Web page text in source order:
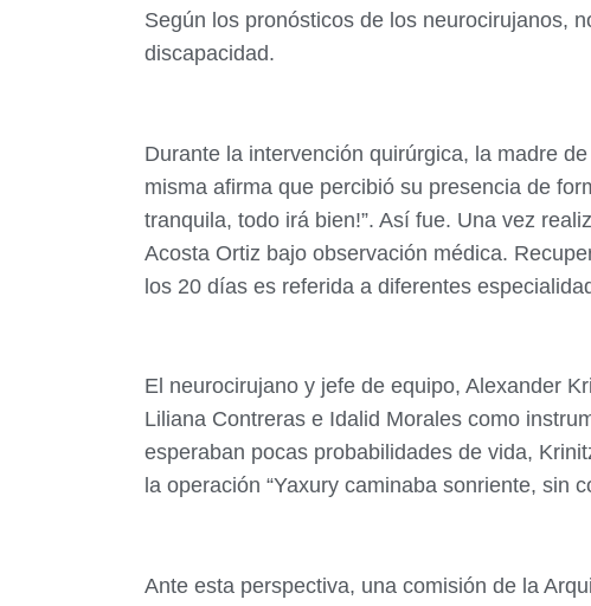
Según los pronósticos de los neurocirujanos,
discapacidad.
Durante la intervención quirúrgica, la madre
misma afirma que percibió su presencia de
tranquila, todo irá bien!”. Así fue. Una vez
Acosta Ortiz bajo observación médica.
los 20 días es referida a diferentes
El neurocirujano y jefe de equipo, Alexander
Liliana Contreras e Idalid Morales como
esperaban pocas probabilidades de vida,
la operación “Yaxury caminaba sonriente, sin
Ante esta perspectiva, una comisión de la